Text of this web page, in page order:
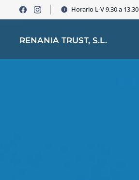
Horario L-V 9.30 a 13.30
RENANIA TRUST, S.L.